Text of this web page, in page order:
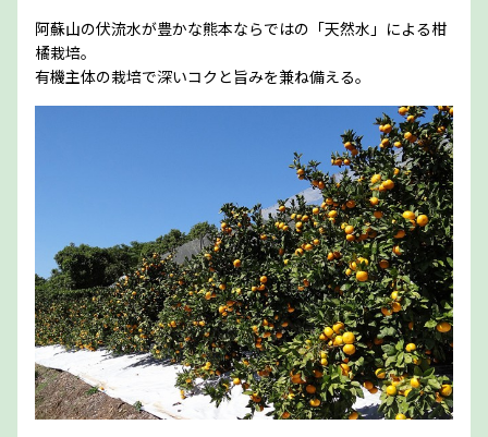
阿蘇山の伏流水が豊かな熊本ならではの「天然水」による柑
橘栽培。
有機主体の栽培で深いコクと旨みを兼ね備える。